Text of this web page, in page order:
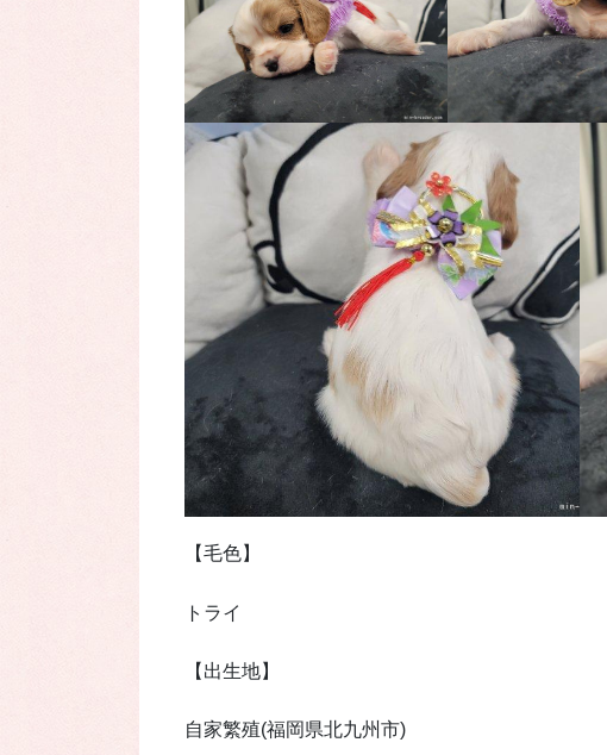
【毛色】
トライ
【出生地】
自家繁殖(福岡県北九州市)